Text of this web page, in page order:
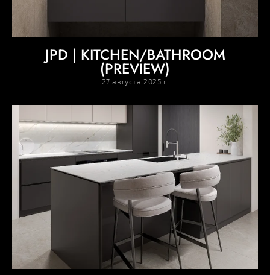
JPD | KITCHEN/BATHROOM
(PREVIEW)
27 августа 2025 г.